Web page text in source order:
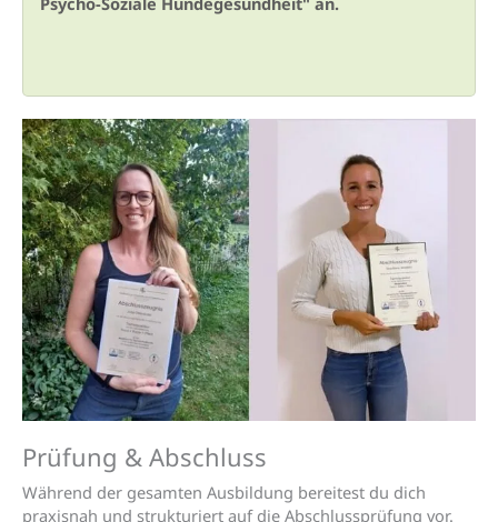
Prüfung & Abschluss
Während der gesamten Ausbildung bereitest du dich
praxisnah und strukturiert auf die Abschlussprüfung vor.